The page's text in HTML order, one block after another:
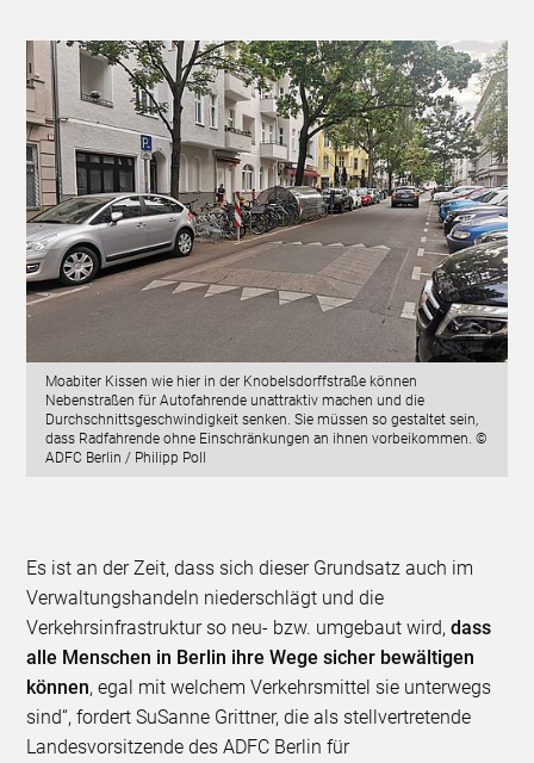
Moabiter Kissen wie hier in der Knobelsdorffstraße können
Nebenstraßen für Autofahrende unattraktiv machen und die
Durchschnittsgeschwindigkeit senken. Sie müssen so gestaltet sein,
dass Radfahrende ohne Einschränkungen an ihnen vorbeikommen. ©
ADFC Berlin / Philipp Poll
Es ist an der Zeit, dass sich dieser Grundsatz auch im
Verwaltungshandeln niederschlägt und die
Verkehrsinfrastruktur so neu- bzw. umgebaut wird,dass
alle Menschen in Berlin ihre Wege sicher bewältigen
können, egal mit welchem Verkehrsmittel sie unterwegs
sind“, fordert SuSanne Grittner, die als stellvertretende
Landesvorsitzende des ADFC Berlin für